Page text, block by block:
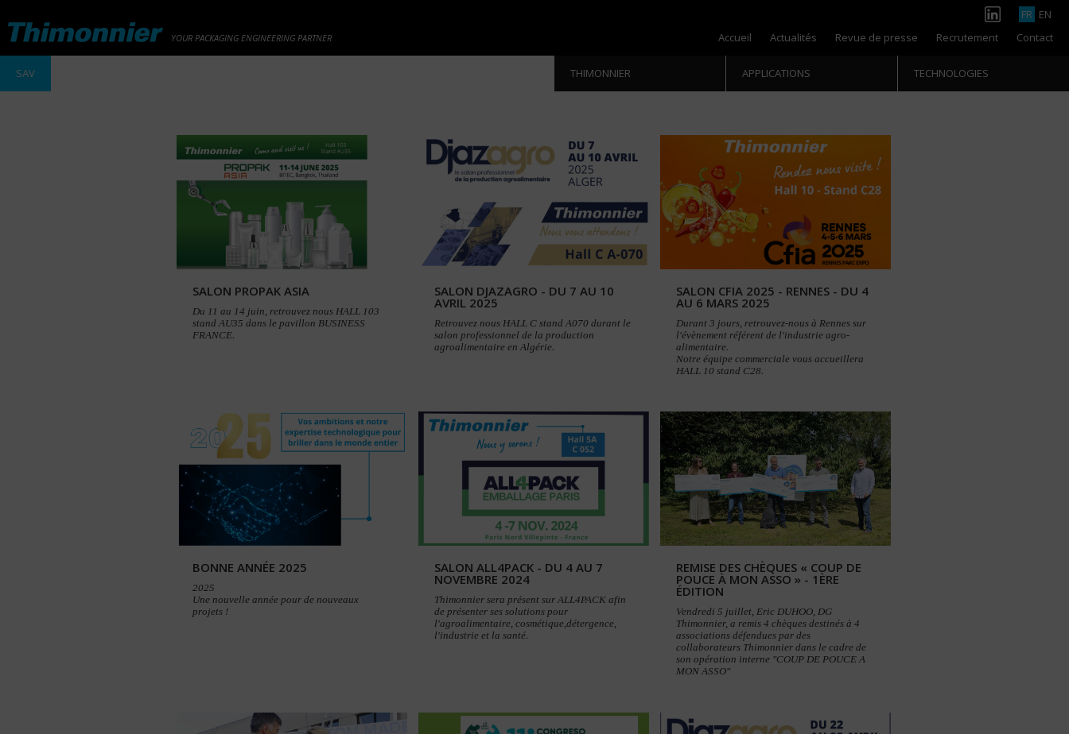
FR EN
YOUR PACKAGING ENGINEERING PARTNER Accueil Actualités Revue de presse Recrutement Contact
SAV THIMONNIER APPLICATIONS TECHNOLOGIES
SALON PROPAK ASIA
Du 11 au 14 juin, retrouvez nous HALL 103
stand AU35 dans le pavillon BUSINESS
FRANCE.
SALON DJAZAGRO - DU 7 AU 10
AVRIL 2025
Retrouvez nous HALL C stand A070 durant le
salon professionnel de la production
agroalimentaire en Algérie.
SALON CFIA 2025 - RENNES - DU 4
AU 6 MARS 2025
Durant 3 jours, retrouvez-nous à Rennes sur
l'évènement référent de l'industrie agro-
alimentaire.
Notre équipe commerciale vous accueillera
HALL 10 stand C28.
BONNE ANNÉE 2025
2025
Une nouvelle année pour de nouveaux
projets !
SALON ALL4PACK - DU 4 AU 7
NOVEMBRE 2024
Thimonnier sera présent sur ALL4PACK afin
de présenter ses solutions pour
l'agroalimentaire, cosmétique,détergence,
l'industrie et la santé.
REMISE DES CHÈQUES « COUP DE
POUCE À MON ASSO » - 1ÈRE
ÉDITION
Vendredi 5 juillet, Eric DUHOO, DG
Thimonnier, a remis 4 chèques destinés à 4
associations défendues par des
collaborateurs Thimonnier dans le cadre de
son opération interne "COUP DE POUCE A
MON ASSO"